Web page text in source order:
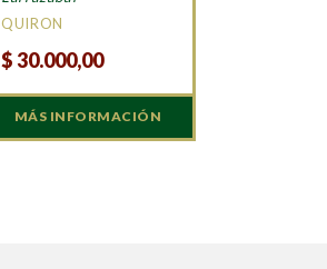
QUIRON
$30.000,00
MÁS INFORMACIÓN